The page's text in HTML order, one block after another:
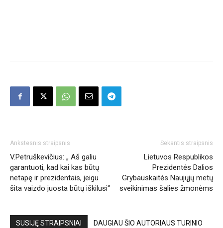
Ankstesnis straipsnis
V.Petruškevičius: „ Aš galiu
garantuoti, kad kai kas būtų
netapę ir prezidentais, jeigu
šita vaizdo juosta būtų iškilusi“
Sekantis straipsnis
Lietuvos Respublikos
Prezidentės Dalios
Grybauskaitės Naujųjų metų
sveikinimas šalies žmonėms
SUSIJĘ STRAIPSNIAI DAUGIAU ŠIO AUTORIAUS TURINIO